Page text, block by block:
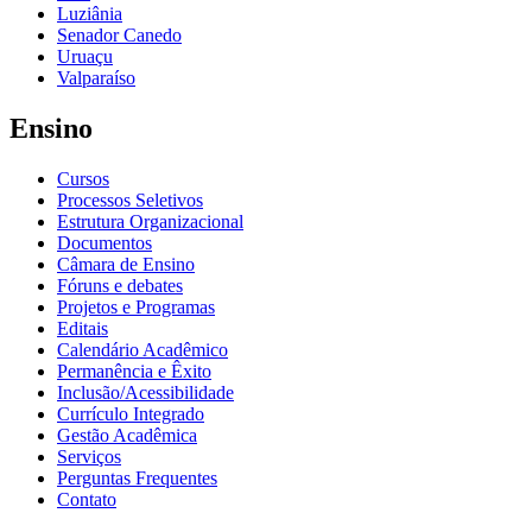
Luziânia
Senador Canedo
Uruaçu
Valparaíso
Ensino
Cursos
Processos Seletivos
Estrutura Organizacional
Documentos
Câmara de Ensino
Fóruns e debates
Projetos e Programas
Editais
Calendário Acadêmico
Permanência e Êxito
Inclusão/Acessibilidade
Currículo Integrado
Gestão Acadêmica
Serviços
Perguntas Frequentes
Contato